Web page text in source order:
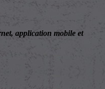
application mobile et